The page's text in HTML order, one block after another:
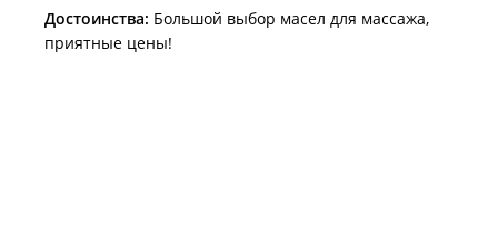
Достоинства: Большой выбор масел для массажа,
приятные цены!